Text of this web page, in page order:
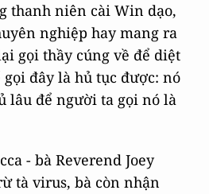
thanh niên cài Win dạo,
nghiệp hay mang ra
gọi thầy cúng về để diệt
đây là hủ tục được: nó
lâu để người ta gọi nó là
- bà Reverend Joey
tà virus, bà còn nhận